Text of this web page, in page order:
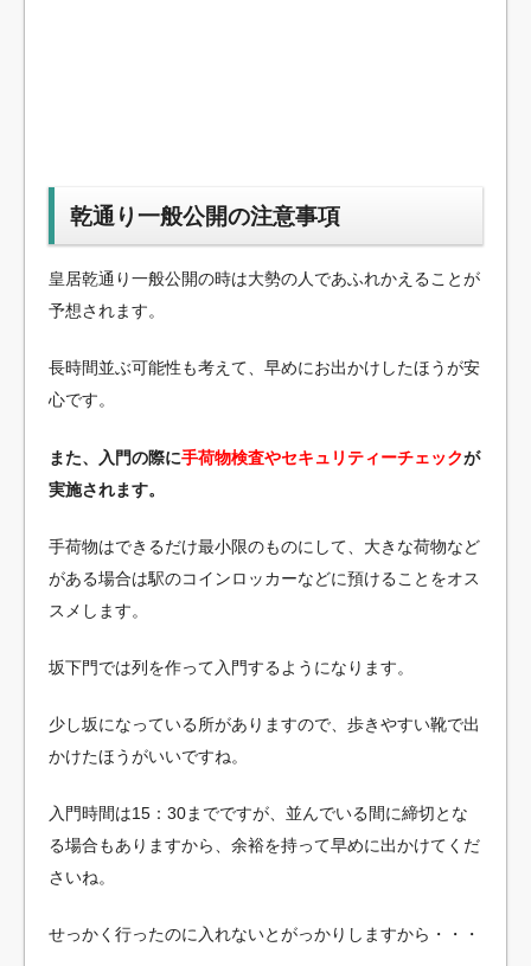
乾通り一般公開の注意事項
皇居乾通り一般公開の時は大勢の人であふれかえることが
予想されます。
長時間並ぶ可能性も考えて、早めにお出かけしたほうが安
心です。
また、入門の際に手荷物検査やセキュリティーチェックが
実施されます。
手荷物はできるだけ最小限のものにして、大きな荷物など
がある場合は駅のコインロッカーなどに預けることをオス
スメします。
坂下門では列を作って入門するようになります。
少し坂になっている所がありますので、歩きやすい靴で出
かけたほうがいいですね。
入門時間は15：30までですが、並んでいる間に締切とな
る場合もありますから、余裕を持って早めに出かけてくだ
さいね。
せっかく行ったのに入れないとがっかりしますから・・・